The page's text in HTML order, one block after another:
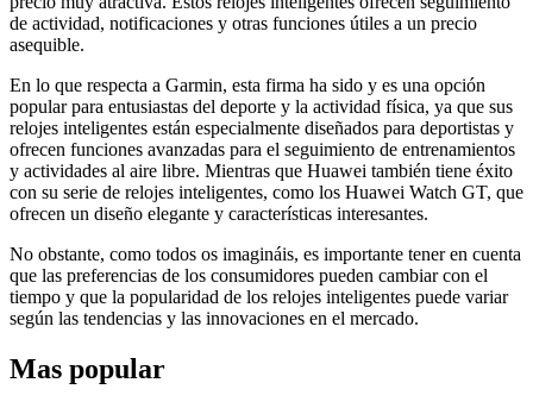
de actividad, notificaciones y otras funciones útiles a un precio
asequible.
En lo que respecta a Garmin, esta firma ha sido y es una opción
popular para entusiastas del deporte y la actividad física, ya que sus
relojes inteligentes están especialmente diseñados para deportistas y
ofrecen funciones avanzadas para el seguimiento de entrenamientos
y actividades al aire libre. Mientras que Huawei también tiene éxito
con su serie de relojes inteligentes, como los Huawei Watch GT, que
ofrecen un diseño elegante y características interesantes.
No obstante, como todos os imagináis, es importante tener en cuenta
que las preferencias de los consumidores pueden cambiar con el
tiempo y que la popularidad de los relojes inteligentes puede variar
según las tendencias y las innovaciones en el mercado.
Mas popular